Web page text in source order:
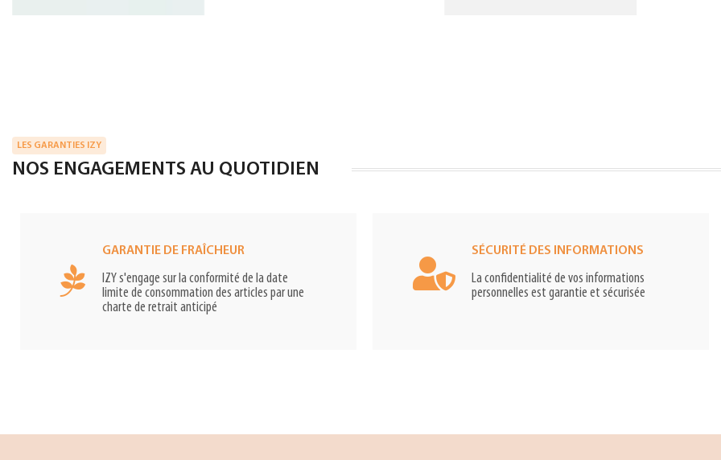
LES GARANTIES IZY
NOS ENGAGEMENTS AU QUOTIDIEN
GARANTIE DE FRAÎCHEUR
IZY s'engage sur la conformité de la date
limite de consommation des articles par une
charte de retrait anticipé
SÉCURITÉ DES INFORMATIONS
La confidentialité de vos informations
personnelles est garantie et sécurisée